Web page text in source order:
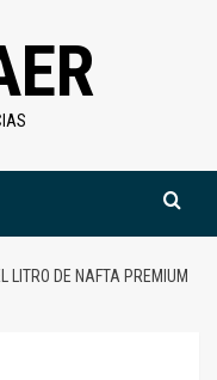
LITRO DE NAFTA PREMIUM